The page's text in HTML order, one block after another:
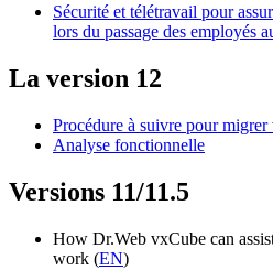
Sécurité et télétravail pour
lors du passage des employés
La version 12
Procédure à suivre pour migrer
Analyse fonctionnelle
Versions 11/11.5
How Dr.Web vxCube can
work (EN)